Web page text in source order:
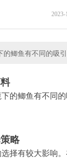
2023-
的鲫鱼有不同的吸
的鲫鱼有不同
略
择有较大影响